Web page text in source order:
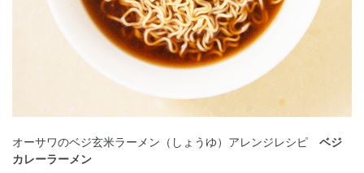
オーサワのベジ玄米ラーメン（しょうゆ）アレンジレシピ ベジ
カレーラーメン